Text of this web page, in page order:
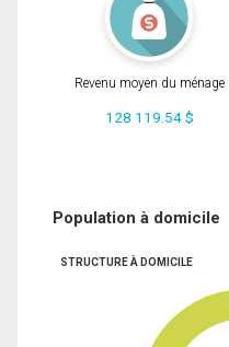
Revenu moyen du ménage
128 119.54 $
Population à domicile
STRUCTURE À DOMICILE